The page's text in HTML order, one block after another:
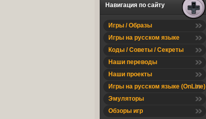
Навигация по сайту
Игры / Образы
Игры на русском языке
Коды / Советы / Секреты
Наши переводы
Наши проекты
Игры на русском языке (OnLine)
Эмуляторы
Обзоры игр